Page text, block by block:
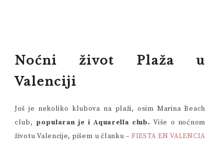
Noćni život Plaža u
Valenciji
Još je nekoliko klubova na plaži, osim Marina Beach
club, popularan je i Aquarella club. Više o noćnom
životu Valencije, pišem u članku – FIESTA EN VALENCIA